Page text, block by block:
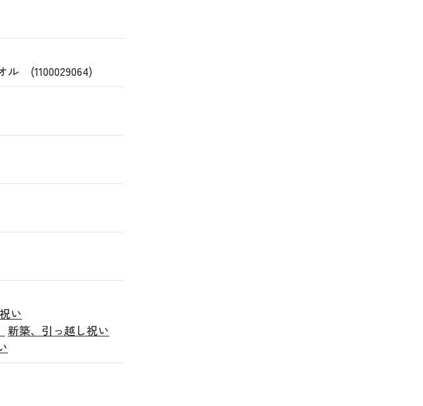
ル (1100029064)
い
新築、引っ越し祝い